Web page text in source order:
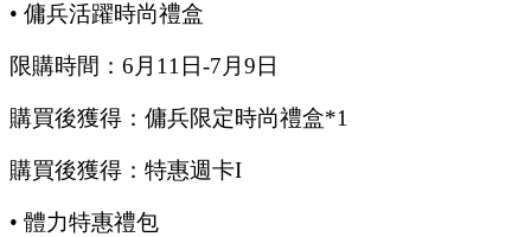
• 傭兵活躍時尚禮盒
限購時間： 6月 11 日-7月 9 日
購買後獲得：傭兵限定時尚禮盒*1
購買後獲得：特惠週卡I
• 體力特惠禮包